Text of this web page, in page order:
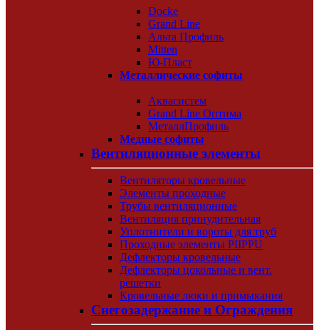
Docke
Grand Line
Альта Профиль
Mitten
Ю-Пласт
Металлические софиты
Аквасистем
Grand Line Оптима
МеталлПрофиль
Медные софиты
Вентиляционные элементы
Вентиляторы кровельные
Элементы проходные
Трубы вентиляционные
Вентиляция принудительная
Уплотнители и вороты для труб
Проходные элементы PIIPPU
Дефлекторы кровельные
Дефлекторы цокольные и вент.
решетки
Кровельные люки и примыкания
Снегозадержание и Ограждения